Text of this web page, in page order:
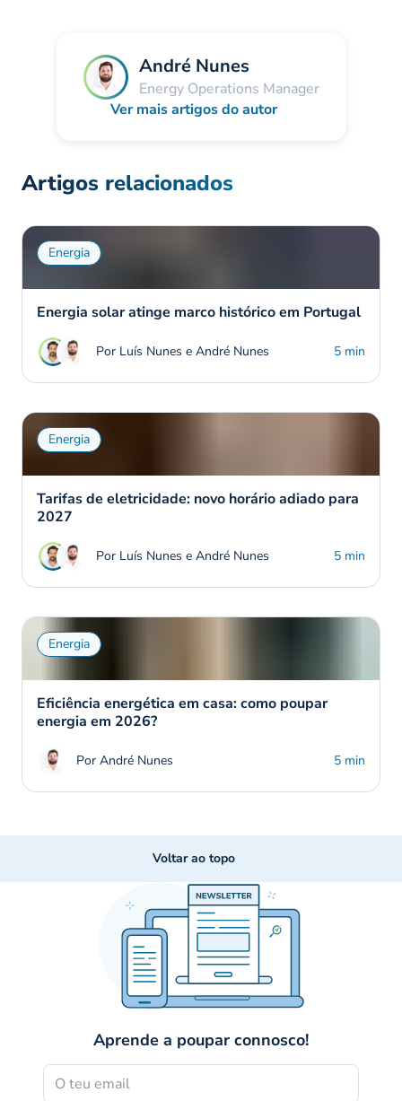
André Nunes
Energy Operations Manager
Ver mais artigos do autor
Artigos relacionados
Energia
Energia solar atinge marco histórico em Portugal
Por Luís Nunes e André Nunes 5 min
Energia
Tarifas de eletricidade: novo horário adiado para
2027
Por Luís Nunes e André Nunes 5 min
Energia
Eficiência energética em casa: como poupar
energia em 2026?
Por André Nunes 5 min
Voltar ao topo
Aprende a poupar connosco!